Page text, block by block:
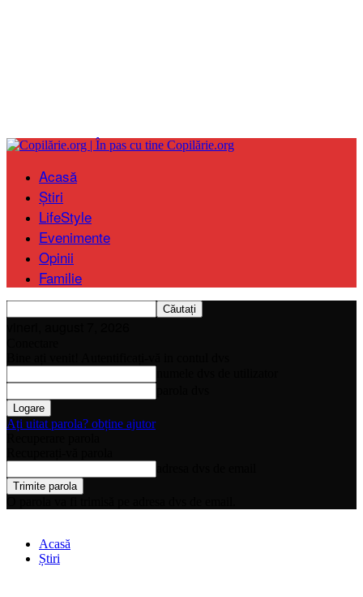
Copilărie.org
Acasă
Știri
LifeStyle
Evenimente
Opinii
Familie
Ați uitat parola? obține ajutor
Acasă
Știri